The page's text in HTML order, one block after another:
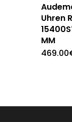
Uhren
MM
469.00